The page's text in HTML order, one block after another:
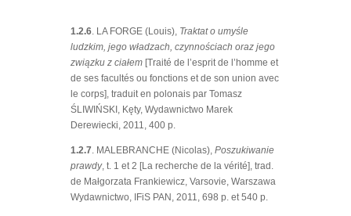
1.2.6. LA FORGE (Louis), Traktat o umyśle
ludzkim, jego władzach, czynnościach oraz jego
związku z ciałem[Traité de l’esprit de l’homme et
de ses facultés ou fonctions et de son union avec
le corps], traduit en polonais par Tomasz
ŚLIWIŃSKI, Kęty, Wydawnictwo Marek
Derewiecki, 2011, 400 p.
1.2.7. MALEBRANCHE (Nicolas), Poszukiwanie
prawdy, t. 1 et 2 [La recherche de la vérité], trad.
de Małgorzata Frankiewicz, Varsovie, Warszawa
Wydawnictwo, IFiS PAN, 2011, 698 p. et 540 p.